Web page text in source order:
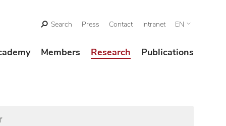
Search Press Contact Intranet EN
Members Research Publications